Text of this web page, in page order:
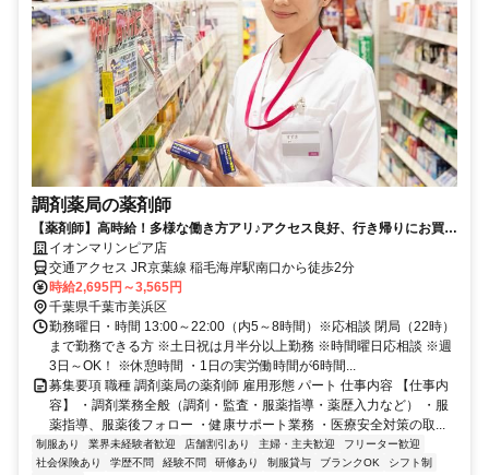
調剤薬局の薬剤師
【薬剤師】高時給！多様な働き方アリ♪アクセス良好、行き帰りにお買い
物OK！イオン薬局で働きませんか？
イオンマリンピア店
交通アクセス JR京葉線 稲毛海岸駅南口から徒歩2分
時給2,695円～3,565円
千葉県千葉市美浜区
勤務曜日・時間 13:00～22:00（内5～8時間）※応相談 閉局（22時）
まで勤務できる方 ※土日祝は月半分以上勤務 ※時間曜日応相談 ※週
3日～OK！ ※休憩時間 ・1日の実労働時間が6時間...
募集要項 職種 調剤薬局の薬剤師 雇用形態 パート 仕事内容 【仕事内
容】 ・調剤業務全般（調剤・監査・服薬指導・薬歴入力など） ・服
薬指導、服薬後フォロー ・健康サポート業務 ・医療安全対策の取...
制服あり 業界未経験者歓迎 店舗割引あり 主婦・主夫歓迎
フリーター歓迎
社会保険あり
学歴不問 経験不問 研修あり 制服貸与 ブランクOK
シフト制